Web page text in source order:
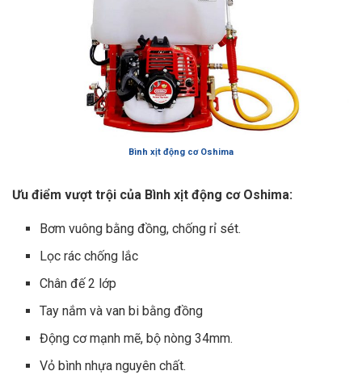
Bình xịt động cơ Oshima
Ưu điểm vượt trội của Bình xịt động cơ Oshima:
Bơm vuông bằng đồng, chống rỉ sét.
Lọc rác chống lắc
Chân đế 2 lớp
Tay nắm và van bi bằng đồng
Động cơ mạnh mẽ, bộ nòng 34mm.
Vỏ bình nhựa nguyên chất.